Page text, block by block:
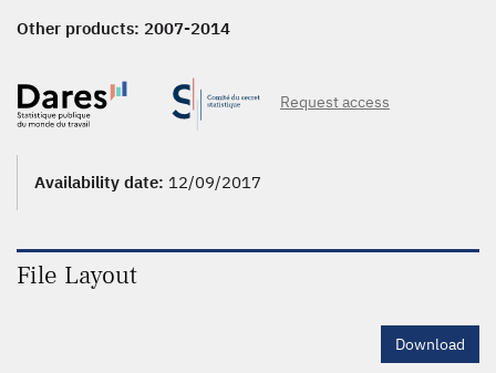
Other products: 2007-2014
Request access
Availability date: 12/09/2017
File Layout
Download